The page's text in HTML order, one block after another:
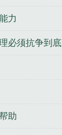
力
必须抗争到底
助